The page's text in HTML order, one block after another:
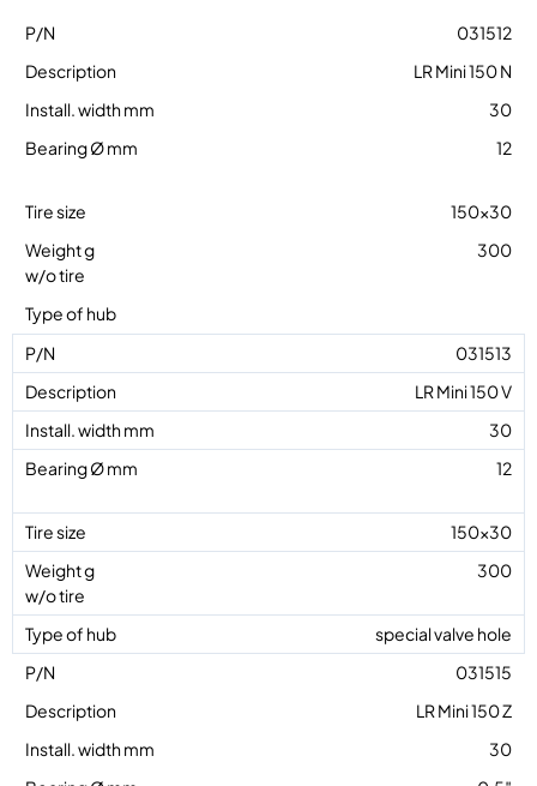
031512
LR Mini 150 N
30
12
150×30
300
031513
LR Mini 150 V
30
12
150×30
300
special valve hole
031515
LR Mini 150 Z
30